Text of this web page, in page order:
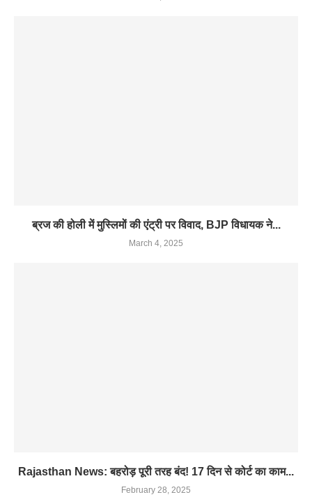
ब्रज की होली में मुस्लिमों की एंट्री पर विवाद, BJP विधायक ने...
March 4, 2025
Rajasthan News: बहरोड़ पूरी तरह बंद! 17 दिन से कोर्ट का काम...
February 28, 2025